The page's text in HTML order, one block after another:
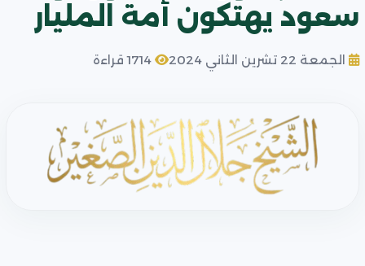
سعود يهتكون أمة المليار
الجمعة 22 تشرين الثاني 2024